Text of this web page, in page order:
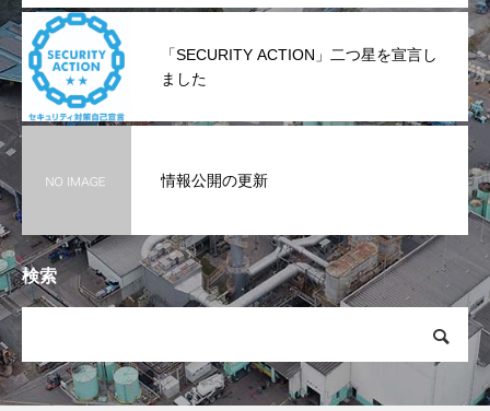
「SECURITY ACTION」二つ星を宣言し
ました
情報公開の更新
検索